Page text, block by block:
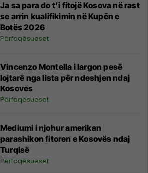
Ja sa para do t’i fitojë Kosova në rast
se arrin kualifikimin në Kupën e
Botës 2026
Përfaqësueset
Vincenzo Montella i largon pesë
lojtarë nga lista për ndeshjen ndaj
Kosovës
Përfaqësueset
Mediumi i njohur amerikan
parashikon fitoren e Kosovës ndaj
Turqisë
Përfaqësueset